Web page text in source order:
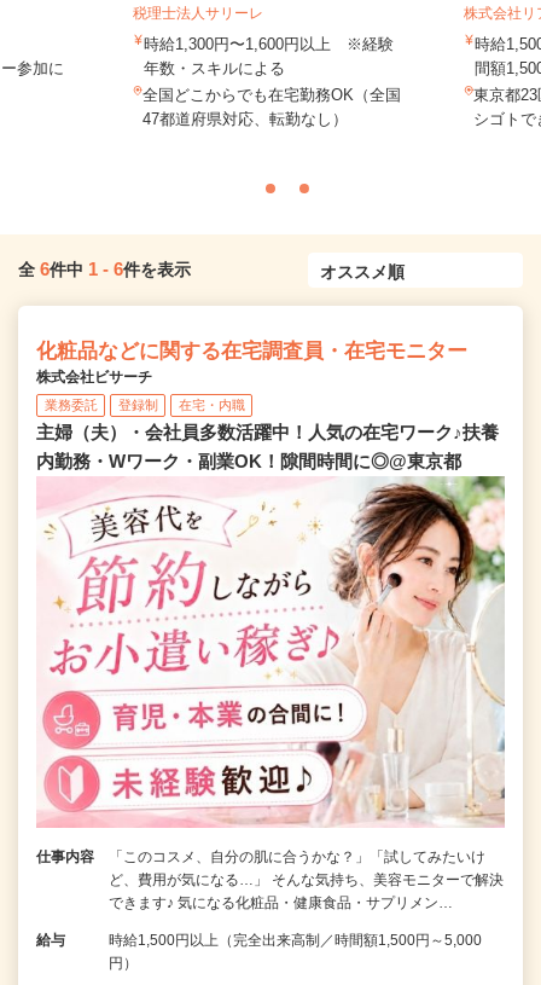
参加に
税理士法人サリーレ
時給1,300円〜1,600円以上 ※経験
年数・スキルによる
全国どこからでも在宅勤務OK（全国
47都道府県対応、転勤なし）
株式会社リ
時給
間額
東京都
シゴト
全 6件中 1 - 6件を表示
化粧品などに関する在宅調査員・在宅モニター
株式会社ビサーチ
業務委託 登録制 在宅・内職
主婦（夫）・会社員多数活躍中！人気の在宅ワーク♪扶養
内勤務・Wワーク・副業OK！隙間時間に◎@東京都
仕事内容
「このコスメ、自分の肌に合うかな？」「試してみたいけ
ど、費用が気になる…」 そんな気持ち、美容モニターで解決
できます♪ 気になる化粧品・健康食品・サプリメン…
給与
時給1,500円以上（完全出来高制／時間額1,500円～5,000
円）